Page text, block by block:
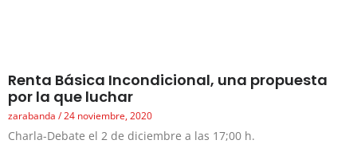
Renta Básica Incondicional, una propuesta
por la que luchar
zarabanda 24 noviembre, 2020
Charla-Debate el 2 de diciembre a las 17;00 h.